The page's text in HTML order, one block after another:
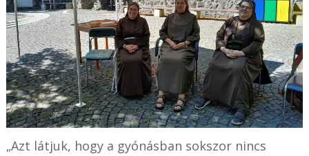
„Azt látjuk, hogy a gyónásban sokszor nincs